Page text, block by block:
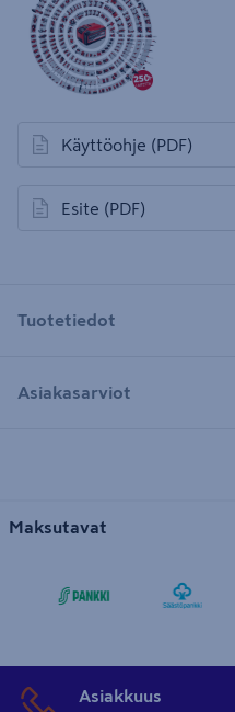
Käyttöohje (PDF)
avautuu uuteen välilehteen
Esite (PDF)
avautuu uuteen välilehteen
Tuotetiedot
Asiakasarviot
Maksutavat
Asiakkuus